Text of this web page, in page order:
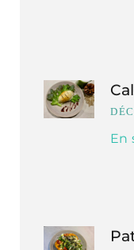
En